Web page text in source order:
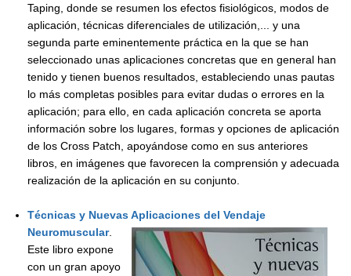
Taping, donde se resumen los efectos fisiológicos, modos de
aplicación, técnicas diferenciales de utilización,... y una
segunda parte eminentemente práctica en la que se han
seleccionado unas aplicaciones concretas que en general han
tenido y tienen buenos resultados, estableciendo unas pautas
lo más completas posibles para evitar dudas o errores en la
aplicación; para ello, en cada aplicación concreta se aporta
información sobre los lugares, formas y opciones de aplicación
de los Cross Patch, apoyándose como en sus anteriores
libros, en imágenes que favorecen la comprensión y adecuada
realización de la aplicación en su conjunto.
Técnicas y Nuevas Aplicaciones del Vendaje
Neuromuscular.
Este libro expone
con un gran apoyo